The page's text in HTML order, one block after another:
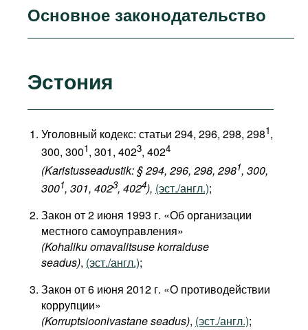
Основное законодательство
Эстония
Уголовный кодекс: статьи 294, 296, 298, 2981,
300, 3001, 301, 4023, 4024
(Karistusseadustik: § 294, 296, 298, 2981, 300,
3001, 301, 4023, 4024), (эст./англ.);
Закон от 2 июня 1993 г. «Об организации
местного самоуправления»
(Kohaliku omavalitsuse korralduse
seadus), (эст./англ.);
Закон от 6 июня 2012 г. «О противодействии
коррупции»
(Korruptsioonivastane seadus), (эст./англ.);